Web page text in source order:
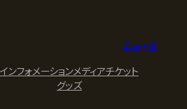
ニュース
インフォメーションメディアチケット
グッズ